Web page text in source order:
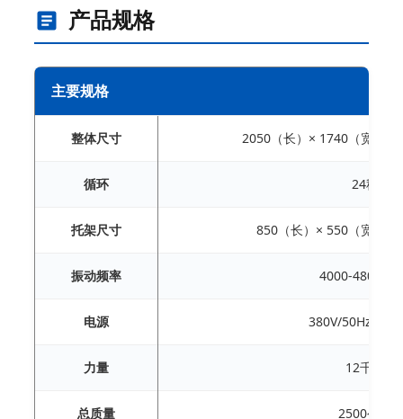
产品规格
主要规格
整体尺寸 2050（长）× 1740（宽）×
循环 24秒
托架尺寸 850（长）× 550（宽）×
振动频率 4000-4800转/
电源 380V/50Hz（可
力量 12千瓦
总质量 2500公斤